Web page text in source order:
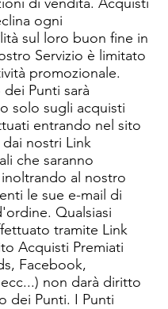
di vendita. Acquisti
ogni
sul loro buon fine in
Servizio è limitato
promozionale.
Punti sarà
solo sugli acquisti
entrando nel sito
nostri Link
che saranno
al nostro
le sue e-mail di
Qualsiasi
tramite Link
Acquisti Premiati
Facebook,
non darà diritto
dei Punti. I Punti